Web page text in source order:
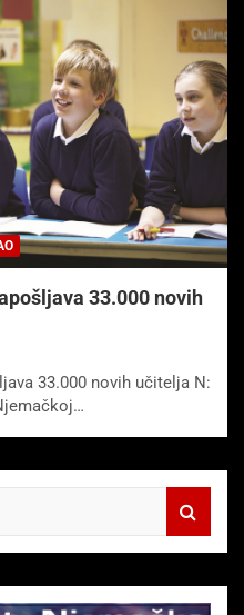
33.000 novih
33.000 novih učitelja N: